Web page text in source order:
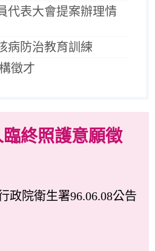
代表大會提案辦理情
病防治教育訓練
徵才
終照護意願徵
政院衛生署96.06.08公告